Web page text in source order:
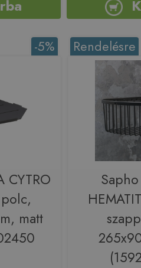
-5%
CYTRO
matt
Rendelésre